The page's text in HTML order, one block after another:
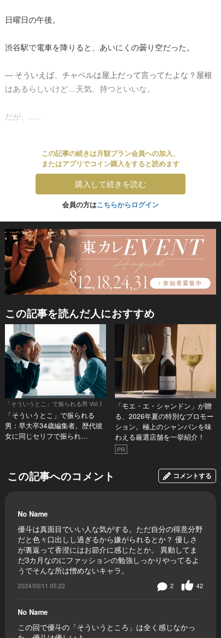
日曜日の午後。
渋谷駅で電車を降りると、あいにくの曇り空だった。
― そういえば、チャペルは屋上だって言ってたよな？屋根
はあるらしいけど…天気、持つといいな。
だが、......
この記事の続きは月額プラン会員への加入、
またはアプリでコイン購入をすると読めます
購入して続きを読む
会員の方はこちらからログイン
この記事を読んだ人におすすめ
「そういうとこ」で振られる男 Vol.1
「そういうとこ」で振られる
男：早大卒34歳編集者。歴代彼
女に同じセリフで振られ…
「モエ・エ・シャンドン」が贈
る、2026年夏の特別なプロモー
ション。極上のシャンパンを味
わえる厳選店舗を一挙紹介！
PR
この記事へのコメント コメントする
No Name
優斗は真面目でいい人な気がする。ただ自分の得意分野
だと色々口出しし過ぎるから嫌がられるとか？ 優しさ
が裏返って香澄にはお節介に感じたとか。 異動してま
だ3カ月なのにファッションの勉強しっかりやってるよ
うでそんな所は憎めないキャラ。
2024/03/11 05:22 42
2
No Name
この回で優斗の「そういうところ」は全く感じなかっ